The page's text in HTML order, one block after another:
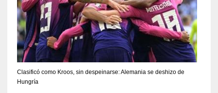
Clasificó como Kroos, sin despeinarse: Alemania se deshizo de
Hungría